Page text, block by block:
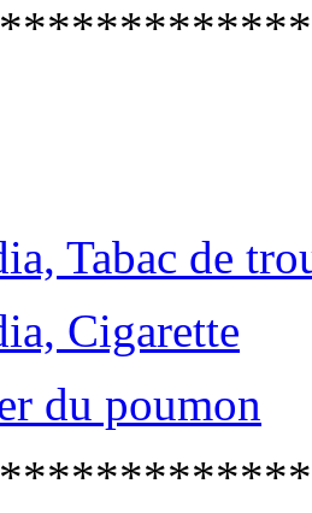
Tabac de
Cigarette
du poumon